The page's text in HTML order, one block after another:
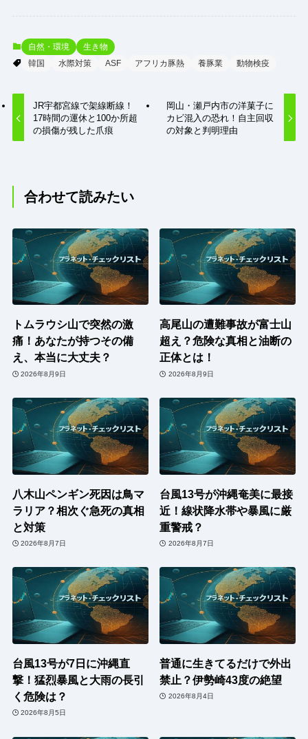
自然・環境
生き物
韓国
水際対策 ASF アフリカ豚熱 養豚業 動物検疫
JR宇都宮線で架線断線！
17時間の運休と100か所超
の損傷が残した爪痕
岡山・瀬戸内市の洋菓子に
カビ混入の恐れ！自主回収
の対象と判明理由
合わせて読みたい
トムラウシ山で突然の激
痛！あなたが持つその備
え、本当に大丈夫？
2026年8月9日
高尾山の遭難事故が富士山
超え？危険な真相と油断の
正体とは！
2026年8月9日
八木山ペンギン死因は鳥マ
ラリア？相次ぐ急死の真相
と対策
2026年8月7日
台風13号が沖縄奄美に最接
近！線状降水帯や暴風に厳
重警戒？
2026年8月7日
台風13号が7日に沖縄直
撃！猛烈暴風と大雨の長引
く危険は？
2026年8月5日
普通に生きてるだけで外出
禁止？伊勢崎43度の絶望
2026年8月4日